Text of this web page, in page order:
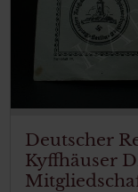
Deutscher
Kyffhäuser